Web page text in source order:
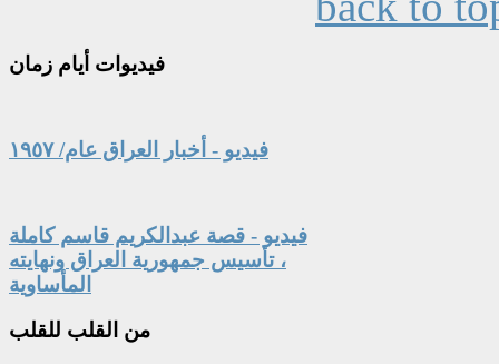
فيديوات أيام زمان
فيديو - أخبار العراق عام/ ١٩٥٧
فيديو - قصة عبدالكريم قاسم كاملة
، تأسيس جمهورية العراق ونهايته
المأساوية
من القلب للقلب